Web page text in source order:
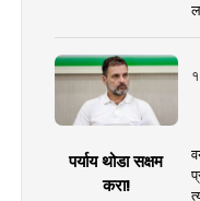
पर्याय थोडा सक्षम
करा!